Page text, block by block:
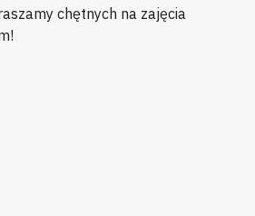
chętnych na zajęcia